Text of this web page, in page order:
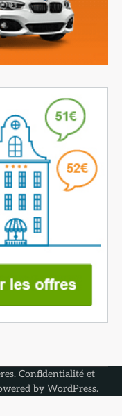
. Confidentialité et
by WordPress.